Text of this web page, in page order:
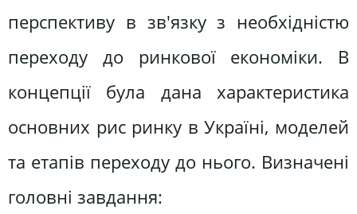
перспективу в зв'язку з необхідністю
переходу до ринкової економіки. В
концепції була дана характеристика
основних рис ринку в Україні, моделей
та етапів переходу до нього. Визначені
головні завдання: